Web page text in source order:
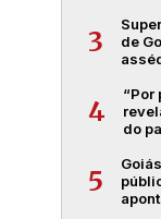
3
de
4
“Por
do
5